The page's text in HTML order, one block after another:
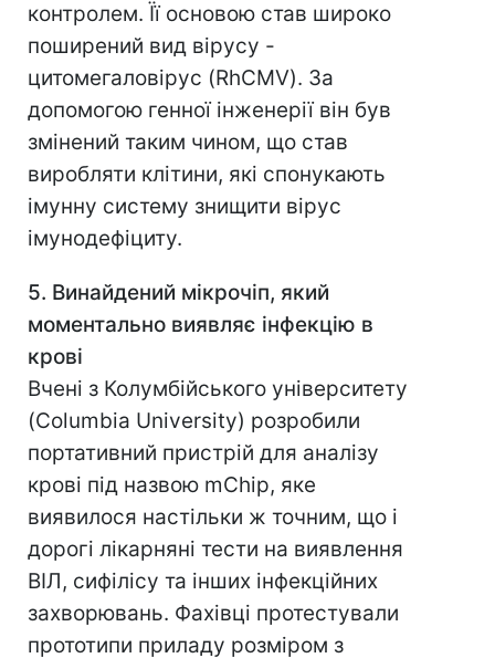
контролем. Її основою став широко
поширений вид вірусу -
цитомегаловірус (RhCMV). За
допомогою генної інженерії він був
змінений таким чином, що став
виробляти клітини, які спонукають
імунну систему знищити вірус
імунодефіциту.
5. Винайдений мікрочіп, який
моментально виявляє інфекцію в
крові
Вчені з Колумбійського університету
(Columbia University) розробили
портативний пристрій для аналізу
крові під назвою mChip, яке
виявилося настільки ж точним, що і
дорогі лікарняні тести на виявлення
ВІЛ, сифілісу та інших інфекційних
захворювань. Фахівці протестували
прототипи приладу розміром з